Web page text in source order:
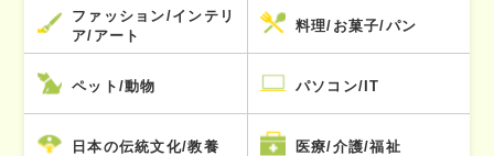
ファッション/インテリ
ア/アート
料理/お菓子/パン
ペット/動物 パソコン/IT
日本の伝統文化/教養 医療/介護/福祉